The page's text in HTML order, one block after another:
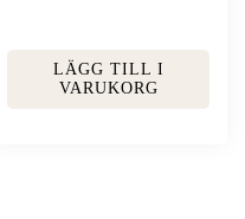
LÄGG TILL I
VARUKORG